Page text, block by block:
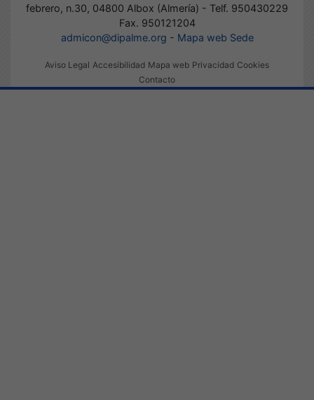
febrero, n.30, 04800 Albox (Almería) - Telf. 950430229
Fax. 950121204
admicon@dipalme.org - Mapa web Sede
Aviso Legal Accesibilidad Mapa web Privacidad Cookies
Contacto